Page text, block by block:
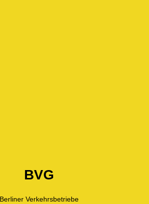
BVG
Berliner Verkehrsbetriebe